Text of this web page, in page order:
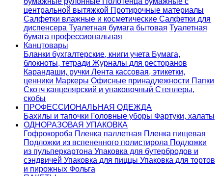
центральной вытяжкой Протирочные материалы
Салфетки влажные и косметические Салфетки для
диспенсера Туалетная бумага бытовая Туалетная
бумага профессиональная
Канцтовары
Бланки бухгалтерские, книги учета Бумага,
блокноты, тетради Журналы для ресторанов
Карандаши, ручки Лента кассовая, этикетки,
ценники Маркеры Офисные принадлежности Папки
Скотч канцелярский и упаковочный Степлеры,
скобы
ПРОФЕССИОНАЛЬНАЯ ОДЕЖДА
Бахилы и тапочки Головные уборы Фартуки, халаты
ОДНОРАЗОВАЯ УПАКОВКА
Гофрокороба Пленка паллетная Пленка пищевая
Подложки из вспененного полистирола Подложки
из пульперкартона Упаковка для бутербродов и
сэндвичей Упаковка для пиццы Упаковка для тортов
и пирожных Фольга